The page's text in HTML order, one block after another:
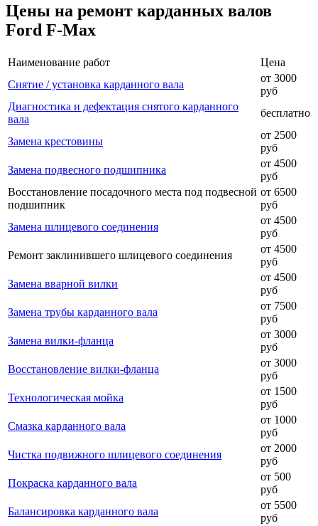
Цены на ремонт карданных валов
Ford F-Max
Наименование работ
Цена
Снятие / установка карданного вала
от 3000
руб
Диагностика и дефектация снятого карданного
вала
бесплатно
Замена крестовины
от 2500
руб
Замена подвесного подшипника
от 4500
руб
Восстановление посадочного места под подвесной
подшипник
от 6500
руб
Замена шлицевого соединения
от 4500
руб
Ремонт заклинившего шлицевого соединения
от 4500
руб
Замена вварной вилки
от 4500
руб
Замена трубы карданного вала
от 7500
руб
Замена вилки-фланца
от 3000
руб
Восстановление вилки-фланца
от 3000
руб
Технологическая мойка
от 1500
руб
Смазка карданного вала
от 1000
руб
Чистка подвижного шлицевого соединения
от 2000
руб
Покраска карданного вала
от 500
руб
Балансировка карданного вала
от 5500
руб